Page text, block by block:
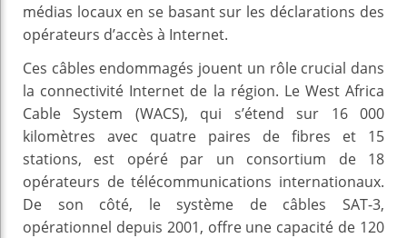
médias locaux en se basant sur les déclarations des
opérateurs d’accès à Internet.
Ces câbles endommagés jouent un rôle crucial dans
la connectivité Internet de la région. Le West Africa
Cable System (WACS), qui s’étend sur 16 000
kilomètres avec quatre paires de fibres et 15
stations, est opéré par un consortium de 18
opérateurs de télécommunications internationaux.
De son côté, le système de câbles SAT-3,
opérationnel depuis 2001, offre une capacité de 120